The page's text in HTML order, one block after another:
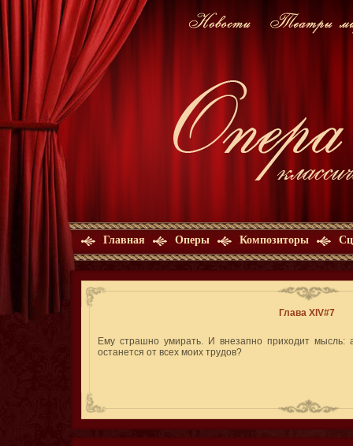
Главная Оперы Композиторы
Глава XIV#7
Ему страшно умирать. И внезапно приходит
останется от всех моих трудов?